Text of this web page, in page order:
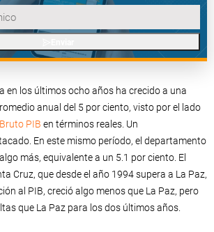
en los últimos ocho años ha crecido a una
anual del 5 por ciento, visto por el lado
PIB en términos reales. Un
En este mismo período, el departamento
más, equivalente a un 5.1 por ciento. El
Cruz, que desde el año 1994 supera a La Paz,
al PIB, creció algo menos que La Paz, pero
que La Paz para los dos últimos años.